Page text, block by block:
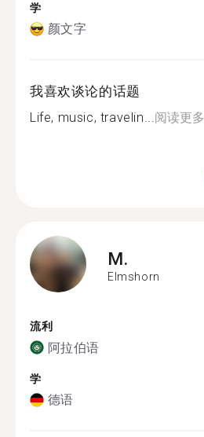
学
颜文字
我喜欢谈论的话题
Life, music, travelin...阅读更多
M.
Elmshorn
流利
阿拉伯语
学
德语